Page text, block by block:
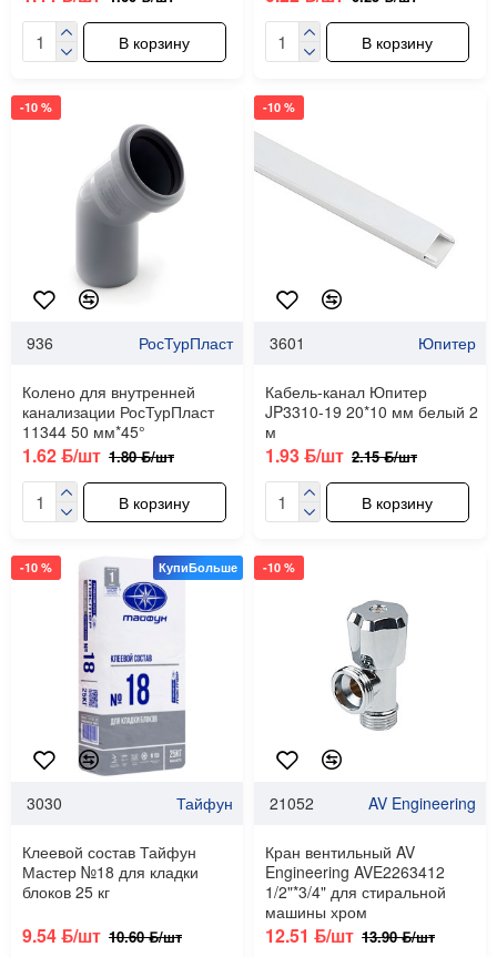
В корзину В корзину
-10 %
936 РосТурПласт
Колено для внутренней
канализации РосТурПласт
11344 50 мм*45°
1.62 ƃ/шт 1.80 ƃ/шт
В корзину
-10 %
3601 Юпитер
Кабель-канал Юпитер
JP3310-19 20*10 мм белый 2
м
1.93 ƃ/шт 2.15 ƃ/шт
В корзину
КупиБольше
-10 %
3030 Тайфун
Клеевой состав Тайфун
Мастер №18 для кладки
блоков 25 кг
9.54 ƃ/шт 10.60 ƃ/шт
-10 %
21052 AV Engineering
Кран вентильный AV
Engineering AVE2263412
1/2"*3/4" для стиральной
машины хром
12.51 ƃ/шт 13.90 ƃ/шт